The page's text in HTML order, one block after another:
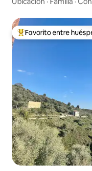
Favorito entre los
Favorito entre